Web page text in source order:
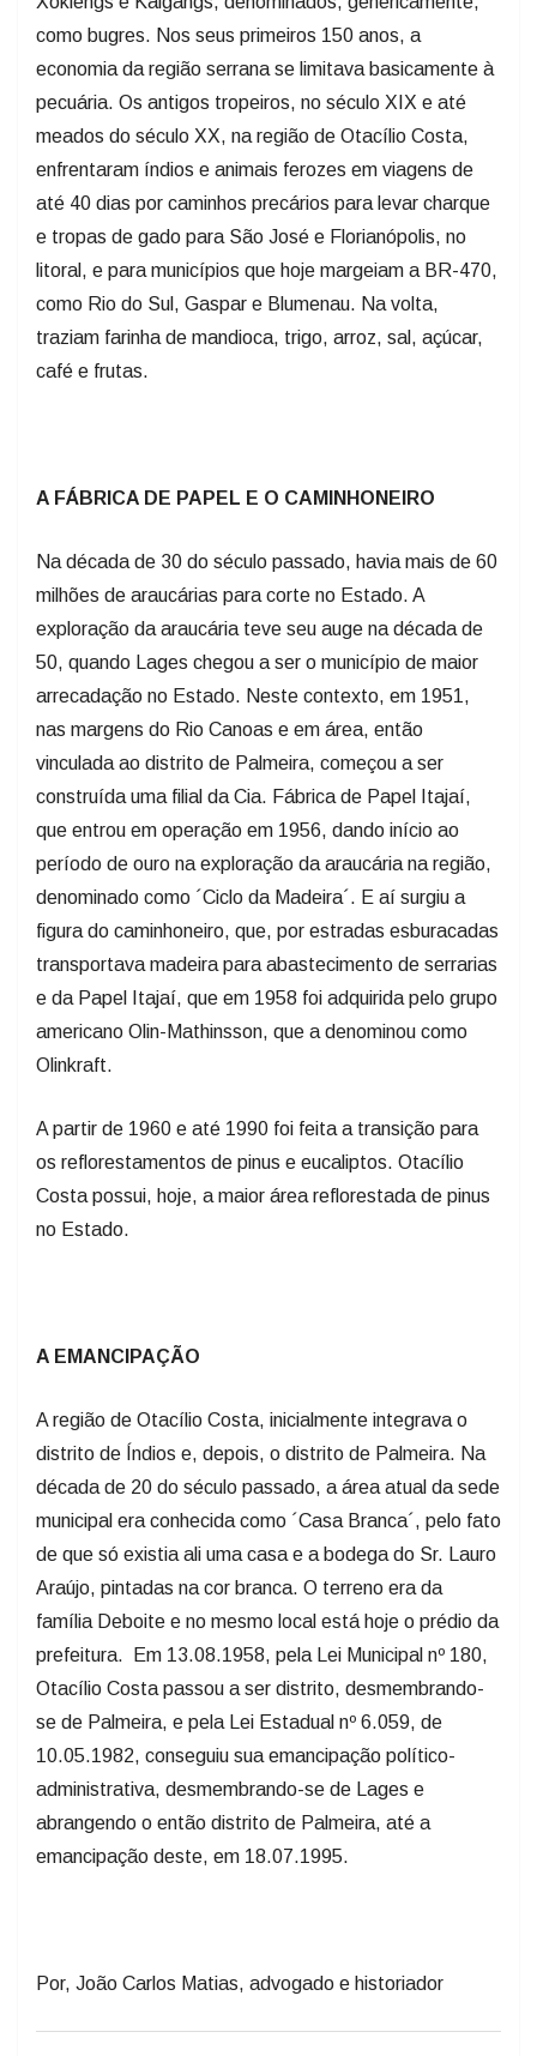
como bugres. Nos seus primeiros 150 anos, a
economia da região serrana se limitava basicamente à
pecuária. Os antigos tropeiros, no século XIX e até
meados do século XX, na região de Otacílio Costa,
enfrentaram índios e animais ferozes em viagens de
até 40 dias por caminhos precários para levar charque
e tropas de gado para São José e Florianópolis, no
litoral, e para municípios que hoje margeiam a BR-470,
como Rio do Sul, Gaspar e Blumenau. Na volta,
traziam farinha de mandioca, trigo, arroz, sal, açúcar,
café e frutas.
A FÁBRICA DE PAPEL E O CAMINHONEIRO
Na década de 30 do século passado, havia mais de 60
milhões de araucárias para corte no Estado. A
exploração da araucária teve seu auge na década de
50, quando Lages chegou a ser o município de maior
arrecadação no Estado. Neste contexto, em 1951,
nas margens do Rio Canoas e em área, então
vinculada ao distrito de Palmeira, começou a ser
construída uma filial da Cia. Fábrica de Papel Itajaí,
que entrou em operação em 1956, dando início ao
período de ouro na exploração da araucária na região,
denominado como ´Ciclo da Madeira´. E aí surgiu a
figura do caminhoneiro, que, por estradas esburacadas
transportava madeira para abastecimento de serrarias
e da Papel Itajaí, que em 1958 foi adquirida pelo grupo
americano Olin-Mathinsson, que a denominou como
Olinkraft.
A partir de 1960 e até 1990 foi feita a transição para
os reflorestamentos de pinus e eucaliptos. Otacílio
Costa possui, hoje, a maior área reflorestada de pinus
no Estado.
A EMANCIPAÇÃO
A região de Otacílio Costa, inicialmente integrava o
distrito de Índios e, depois, o distrito de Palmeira. Na
década de 20 do século passado, a área atual da sede
municipal era conhecida como ´Casa Branca´, pelo fato
de que só existia ali uma casa e a bodega do Sr. Lauro
Araújo, pintadas na cor branca. O terreno era da
família Deboite e no mesmo local está hoje o prédio da
prefeitura. Em 13.08.1958, pela Lei Municipal nº 180,
Otacílio Costa passou a ser distrito, desmembrando-
se de Palmeira, e pela Lei Estadual nº 6.059, de
10.05.1982, conseguiu sua emancipação político-
administrativa, desmembrando-se de Lages e
abrangendo o então distrito de Palmeira, até a
emancipação deste, em 18.07.1995.
Por, João Carlos Matias, advogado e historiador